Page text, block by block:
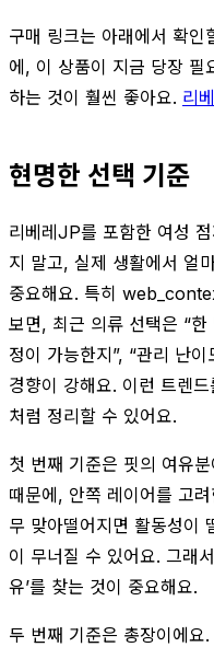
구매 링크는 아래에서 확
에, 이 상품이 지금 당장 필
하는 것이 훨씬 좋아요. 리
현명한 선택 기준
리베레JP를 포함한 여성
지 말고, 실제 생활에서 얼
중요해요. 특히
보면, 최근 의류 선택은 “한
정이 가능한지”, “관리 난
경향이 강해요. 이런 트렌
처럼 정리할 수 있어요.
첫 번째 기준은 핏의 여유
때문에, 안쪽 레이어를 고
무 맞아떨어지면 활동성이
이 무너질 수 있어요. 그래
유’를 찾는 것이 중요해요.
두 번째 기준은 총장이에요